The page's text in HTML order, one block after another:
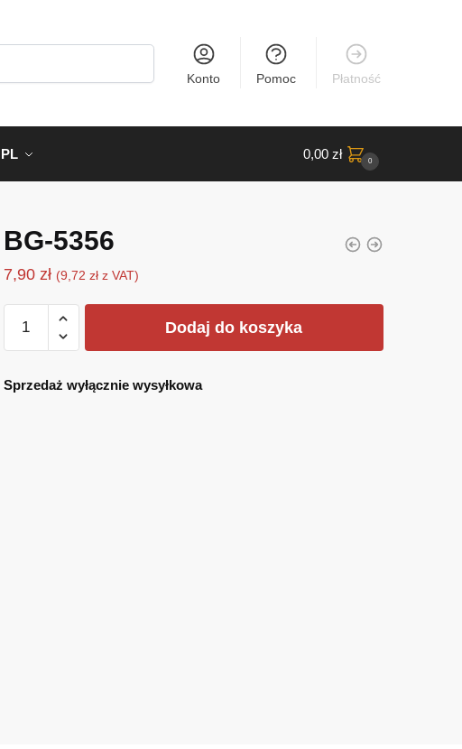
Konto Pomoc Płatność
PL 0,00 zł 0
BG-5356
7,90 zł (9,72 złz VAT)
BG-
Dodaj do koszyka
Sprzedaż wyłącznie wysyłkowa